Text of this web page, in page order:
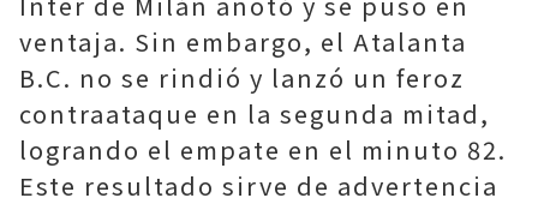
ventaja. Sin embargo, el Atalanta
B.C. no se rindió y lanzó un feroz
contraataque en la segunda mitad,
logrando el empate en el minuto 82.
Este resultado sirve de advertencia